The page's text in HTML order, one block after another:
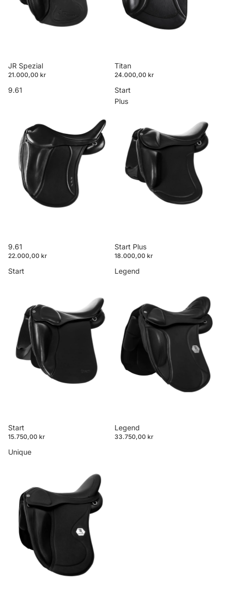
JR Spezial
21.000,00 kr
Titan
24.000,00 kr
9.61
9.61
22.000,00 kr
Start
Plus
Start Plus
18.000,00 kr
Start
Start
15.750,00 kr
Legend
Legend
33.750,00 kr
Unique